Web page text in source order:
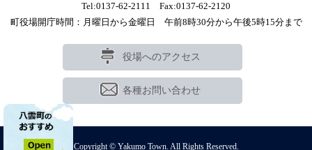
Tel:0137-62-2111 Fax:0137-62-2120
町役場開庁時間：月曜日から金曜日 午前8時30分から午後5時15分まで
役場へのアクセス
各種お問い合わせ
Copyright © Yakumo Town. All Rights Reserved.